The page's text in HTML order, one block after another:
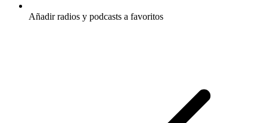
Añadir radios y podcasts a favoritos